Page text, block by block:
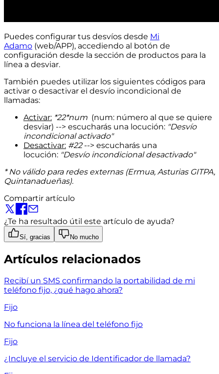
Puedes configurar tus desvíos desde Mi
Adamo (web/APP), accediendo al botón de
configuración desde la sección de productos para la
línea a desviar.
También puedes utilizar los siguientes códigos para
activar o desactivar el desvío incondicional de
llamadas:
Activar: *22*num (num: número al que se quiere
desviar) --> escucharás una locución: "Desvío
incondicional activado"
Desactivar: #22--> escucharás una
locución: "Desvío incondicional desactivado"
* No válido para redes externas (Ermua, Asturias GITPA,
Quintanadueñas).
Compartir artículo
¿Te ha resultado útil este artículo de ayuda?
Sí, gracias No mucho
Artículos relacionados
Recibí un SMS confirmando la portabilidad de mi
teléfono fijo, ¿qué hago ahora?
Fijo
No funciona la línea del teléfono fijo
Fijo
¿Incluye el servicio de Identificador de llamada?